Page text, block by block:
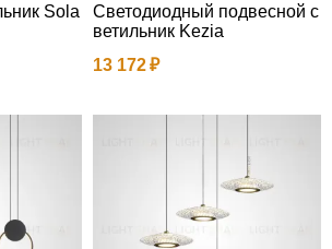
Sola
Светодиодный подвесной с
ветильник Kezia
13 172